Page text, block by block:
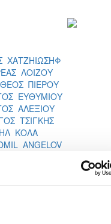
ΧΑΤΖΗΙΩΣΗΦ
ΛΟΙΖΟΥ
ΠΙΕΡΟΥ
ΕΥΘΥΜΙΟΥ
ΑΛΕΞΙΟΥ
ΤΣΙΓΚΗΣ
ΚΟΛΑ
ANGELOV